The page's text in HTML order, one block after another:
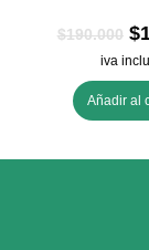
$190.000 $
iva
Añadir al